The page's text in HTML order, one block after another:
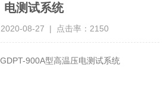
电测试系统
2020-08-27 | 点击率：2150
900A型高温压电测试系统